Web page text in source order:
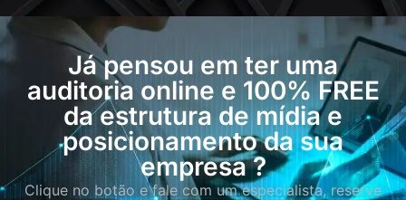
Já pensou em ter uma
auditoria online e 100% FREE
da estrutura de mídia e
posicionamento da sua
empresa ?
Clique no botão e fale com um especialista, reserve